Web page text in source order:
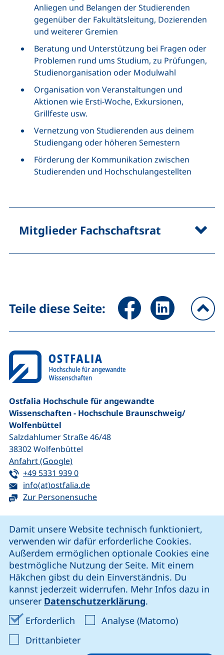
Damit unsere Website technisch funktioniert,
verwenden wir dafür erforderliche Cookies.
Außerdem ermöglichen optionale Cookies eine
bestmögliche Nutzung der Seite. Mit einem
Häkchen gibst du dein Einverständnis. Du
kannst jederzeit widerrufen. Mehr Infos dazu in
unserer Datenschutzerklärung.
Erforderlich Erforderliche Cookies akzeptieren
Analyse (Matomo)Analyse-
Drittanbieter: Cookies von Drittanbieter
Anliegen und Belangen der Studierenden
gegenüber der Fakultätsleitung, Dozierenden
und weiterer Gremien
Beratung und Unterstützung bei Fragen oder
Problemen rund ums Studium, zu Prüfungen,
Studienorganisation oder Modulwahl
Organisation von Veranstaltungen und
Aktionen wie Ersti-Woche, Exkursionen,
Grillfeste usw.
Vernetzung von Studierenden aus deinem
Studiengang oder höheren Semestern
Förderung der Kommunikation zwischen
Studierenden und Hochschulangestellten
Mitglieder Fachschaftsrat
Teile diese Seite: Seite über Facebook teilen
Seite über
Ostfalia Hochschule für angewandte
Wissenschaften - Hochschule Braunschweig/​
Wolfenbüttel
Salzdahlumer Straße 46/48
38302Wolfenbüttel
Anfahrt (Google)(externer Link, öffnet neues Fenster)
Tel:
+49 5331 939 0(startet einen Telefonanruf, wenn Ihr
E-Mail:
info(at)ostfalia.de(öffnet Ihr E-Mail-Programm)
Zur Personensuche
unsere Facebook-Seite (externer Link, öffnet neues
unsere LinkedIn-Seite (externer Link, öffnet
unsere Instagram-Seite (externer Link,
unsere YouTube-Seite (externer
Cookie-Einstellungen
Impressum
Datenschutz
Erklärung zur Barrierefreiheit